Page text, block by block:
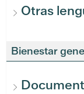
Otras
Bienestar